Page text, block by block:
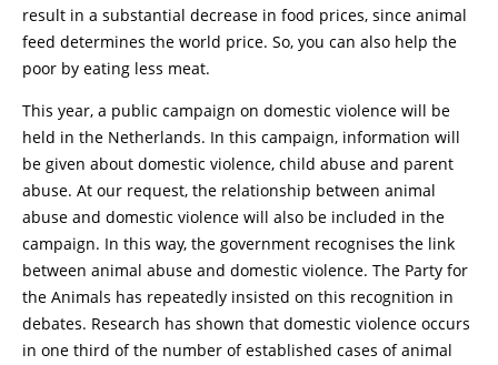
result in a substantial decrease in food prices, since animal
feed determines the world price. So, you can also help the
poor by eating less meat.
This year, a public campaign on domestic violence will be
held in the Netherlands. In this campaign, information will
be given about domestic violence, child abuse and parent
abuse. At our request, the relationship between animal
abuse and domestic violence will also be included in the
campaign. In this way, the government recognises the link
between animal abuse and domestic violence. The Party for
the Animals has repeatedly insisted on this recognition in
debates. Research has shown that domestic violence occurs
in one third of the number of established cases of animal